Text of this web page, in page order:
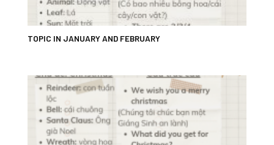
TOPIC IN JANUARY AND FEBRUARY